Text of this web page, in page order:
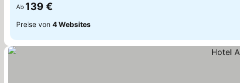
Ab 139 €
Preise von 4 Websites